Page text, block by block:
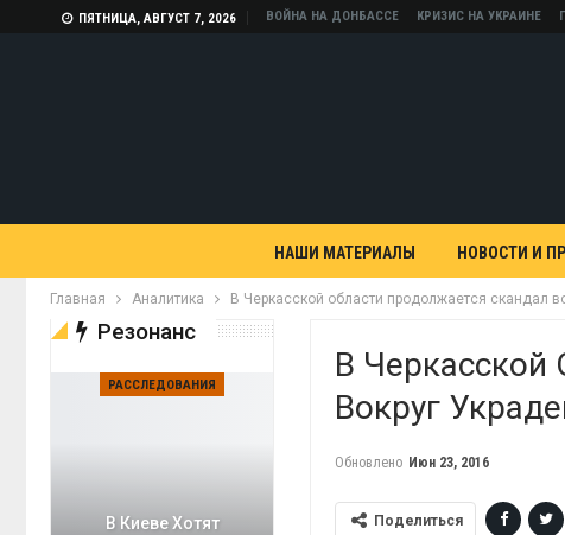
ПЯТНИЦА, АВГУСТ 7, 2026 ВОЙНА НА ДОНБАССЕ КРИЗИС НА УКРАИНЕ
НАШИ МАТЕРИАЛЫ НОВОСТИ И
Главная Аналитика В Черкасской области продолжается скандал
В Черкасской
Вокруг
Обновлено Июн 23, 2016
Поделиться
Резонанс
РАССЛЕДОВАНИЯ
В Киеве Хотят